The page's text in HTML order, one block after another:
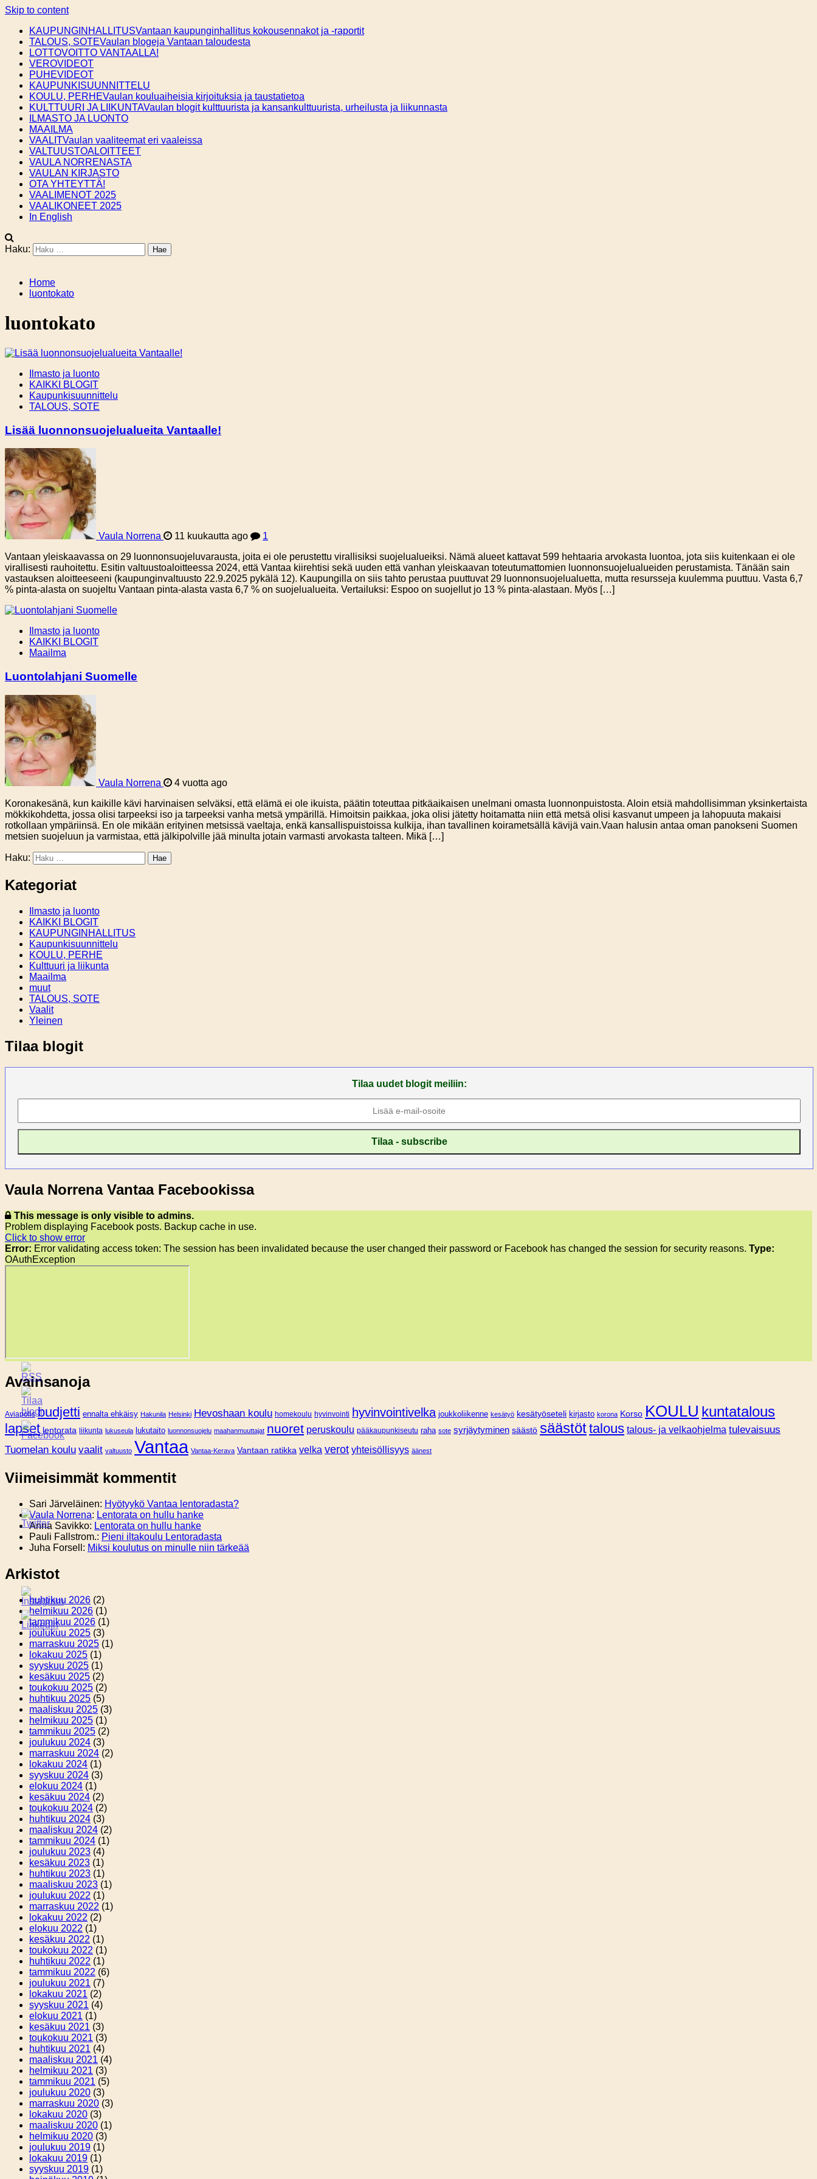
Skip to content
KAUPUNGINHALLITUSVantaan kaupunginhallitus kokousennakot ja -raportit
TALOUS, SOTEVaulan blogeja Vantaan taloudesta
LOTTOVOITTO VANTAALLA!
VEROVIDEOT
PUHEVIDEOT
KAUPUNKISUUNNITTELU
KOULU, PERHEVaulan kouluaiheisia kirjoituksia ja taustatietoa
KULTTUURI JA LIIKUNTAVaulan blogit kulttuurista ja kansankulttuurista, urheilusta ja liikunnasta
ILMASTO JA LUONTO
MAAILMA
VAALITVaulan vaaliteemat eri vaaleissa
VALTUUSTOALOITTEET
VAULA NORRENASTA
VAULAN KIRJASTO
OTA YHTEYTTÄ!
VAALIMENOT 2025
VAALIKONEET 2025
In English
Haku:
Home
luontokato
luontokato
Ilmasto ja luonto
KAIKKI BLOGIT
Kaupunkisuunnittelu
TALOUS, SOTE
Lisää luonnonsuojelualueita Vantaalle!
Vaula Norrena 11 kuukautta ago
1
Vantaan yleiskaavassa on 29 luonnonsuojeluvarausta, joita ei ole perustettu virallisiksi suojelualueiksi. Nämä alueet kattavat 599 hehtaaria arvokasta luontoa, jota siis kuitenkaan ei ole
virallisesti rauhoitettu. Esitin valtuustoaloitteessa 2024, että Vantaa kiirehtisi sekä uuden että vanhan yleiskaavan toteutumattomien luonnonsuojelualueiden perustamista. Tänään sain
vastauksen aloitteeseeni (kaupunginvaltuusto 22.9.2025 pykälä 12). Kaupungilla on siis tahto perustaa puuttuvat 29 luonnonsuojelualuetta, mutta resursseja kuulemma puuttuu. Vasta 6,7
% pinta-alasta on suojeltu Vantaan pinta-alasta vasta 6,7 % on suojelualueita. Vertailuksi: Espoo on suojellut jo 13 % pinta-alastaan. Myös […]
Ilmasto ja luonto
KAIKKI BLOGIT
Maailma
Luontolahjani Suomelle
Vaula Norrena
4 vuotta ago
Koronakesänä, kun kaikille kävi harvinaisen selväksi, että elämä ei ole ikuista, päätin toteuttaa pitkäaikaisen unelmani omasta luonnonpuistosta. Aloin etsiä mahdollisimman yksinkertaista
mökkikohdetta, jossa olisi tarpeeksi iso ja tarpeeksi vanha metsä ympärillä. Himoitsin paikkaa, joka olisi jätetty hoitamatta niin että metsä olisi kasvanut umpeen ja lahopuuta makaisi
rotkollaan ympäriinsä. En ole mikään erityinen metsissä vaeltaja, enkä kansallispuistoissa kulkija, ihan tavallinen koirametsällä kävijä vain.Vaan halusin antaa oman panokseni Suomen
metsien suojeluun ja varmistaa, että jälkipolville jää minulta jotain varmasti arvokasta talteen. Mikä […]
Haku:
Kategoriat
Ilmasto ja luonto
KAIKKI BLOGIT
KAUPUNGINHALLITUS
Kaupunkisuunnittelu
KOULU, PERHE
Kulttuuri ja liikunta
Maailma
muut
TALOUS, SOTE
Vaalit
Yleinen
Tilaa blogit
Tilaa uudet blogit meiliin:
Vaula Norrena Vantaa Facebookissa
This message is only visible to admins.
Problem displaying Facebook posts. Backup cache in use.
Click to show error
Error: Error validating access token: The session has been invalidated because the user changed their password or Facebook has changed the session for security reasons. Type:
OAuthException
Avainsanoja
Aviapolis budjetti ennalta ehkäisy Hakunila Helsinki Hevoshaan koulu homekoulu hyvinvointi hyvinvointivelka joukkoliikenne kesätyö kesätyöseteli kirjasto korona Korso KOULU kuntatalous
lapset lentorata liikunta lukuseula lukutaito luonnonsuojelu maahanmuuttajat nuoret peruskoulu pääkaupunkiseutu raha sote syrjäytyminen säästö säästöttalous talous- ja velkaohjelma tulevaisuus
Tuomelan koulu vaalit valtuusto Vantaa Vantaa-Kerava Vantaan ratikka velka verot yhteisöllisyys äänest
Viimeisimmät kommentit
Sari Järveläinen: Hyötyykö Vantaa lentoradasta?
Vaula Norrena: Lentorata on hullu hanke
Anna Savikko: Lentorata on hullu hanke
Pauli Fallstrom.: Pieni iltakoulu Lentoradasta
Juha Forsell : Miksi koulutus on minulle niin tärkeää
Arkistot
huhtikuu 2026 (2)
helmikuu 2026 (1)
tammikuu 2026 (1)
joulukuu 2025 (3)
marraskuu 2025 (1)
lokakuu 2025 (1)
syyskuu 2025 (1)
kesäkuu 2025 (2)
toukokuu 2025 (2)
huhtikuu 2025 (5)
maaliskuu 2025 (3)
helmikuu 2025 (1)
tammikuu 2025 (2)
joulukuu 2024 (3)
marraskuu 2024 (2)
lokakuu 2024 (1)
syyskuu 2024 (3)
elokuu 2024 (1)
kesäkuu 2024 (2)
toukokuu 2024 (2)
huhtikuu 2024 (3)
maaliskuu 2024 (2)
tammikuu 2024 (1)
joulukuu 2023 (4)
kesäkuu 2023 (1)
huhtikuu 2023 (1)
maaliskuu 2023 (1)
joulukuu 2022 (1)
marraskuu 2022 (1)
lokakuu 2022 (2)
elokuu 2022 (1)
kesäkuu 2022 (1)
toukokuu 2022 (1)
huhtikuu 2022 (1)
tammikuu 2022 (6)
joulukuu 2021 (7)
lokakuu 2021 (2)
syyskuu 2021 (4)
elokuu 2021 (1)
kesäkuu 2021 (3)
toukokuu 2021 (3)
huhtikuu 2021 (4)
maaliskuu 2021 (4)
helmikuu 2021 (3)
tammikuu 2021 (5)
joulukuu 2020 (3)
marraskuu 2020 (3)
lokakuu 2020 (3)
maaliskuu 2020 (1)
helmikuu 2020 (3)
joulukuu 2019 (1)
lokakuu 2019 (1)
syyskuu 2019 (1)